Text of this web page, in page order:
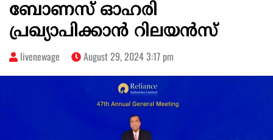
ബോണസ് ഓഹരി
പ്രഖ്യാപിക്കാന്‍ റിലയന്‍സ്
livenewage August 29, 2024 3:17 pm